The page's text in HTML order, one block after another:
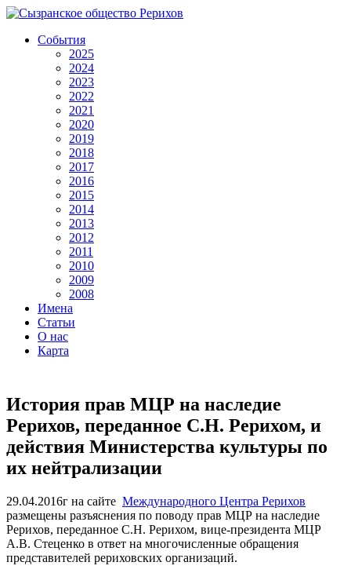
События
2025
2024
2023
2022
2021
2020
2019
2018
2017
2016
2015
2014
2013
2012
2011
2010
2009
2008
Имена
Статьи
О нас
Карта
История прав МЦР на наследие
Рерихов, переданное С.Н. Рерихом, и
действия Министерства культуры по
их нейтрализации
29.04.2016г на сайте Международного Центра Рерихов
размещены разъяснения по поводу прав МЦР на наследие
Рерихов, переданное С.Н. Рерихом, вице-президента МЦР
А.В. Стеценко в ответ на многочисленные обращения
представителей рериховских организаций.